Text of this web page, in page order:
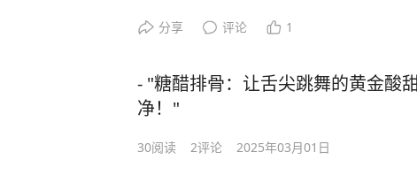
分享 评论 1
- "糖醋排骨：让舌尖跳舞的黄金酸
净！"
30阅读 2评论 2025年03月01日